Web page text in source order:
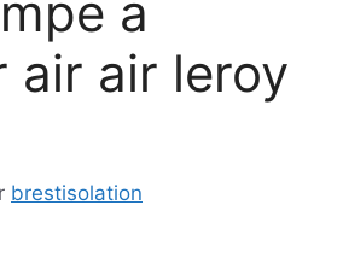
à
air air leroy
brestisolation